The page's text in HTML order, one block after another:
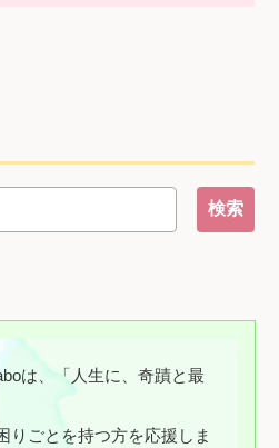
は、「人生に、奇蹟と最
りごとを持つ方を応援しま